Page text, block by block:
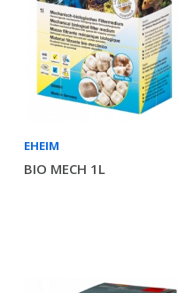
EHEIM
BIO MECH 1L